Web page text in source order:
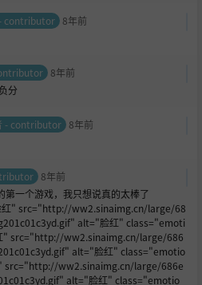
contributor 8年前
8年前
分
- contributor 8年前
8年前
第一个游戏，我只想说真的太棒了
红" src="http://ww2.sinaimg.cn/large/68
alt="脸红" class="emoti
src="http://ww2.sinaimg.cn/large/686
alt="脸红" class="emotio
src="http://ww2.sinaimg.cn/large/686e
alt="脸红" class="emotio